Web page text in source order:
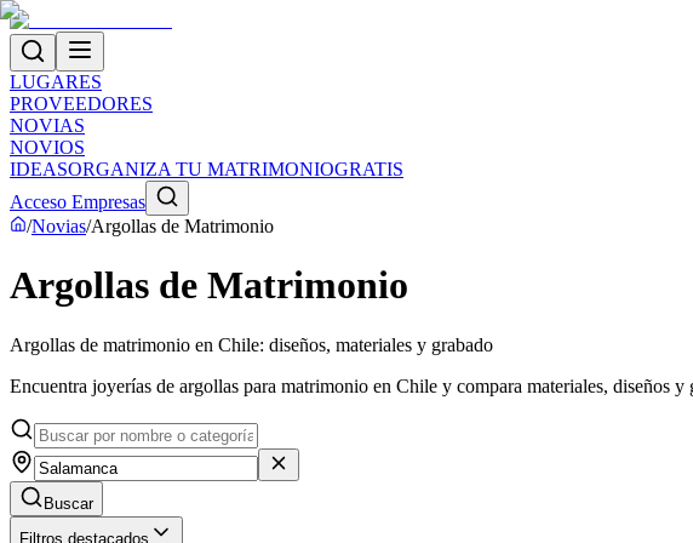
LUGARES
PROVEEDORES
NOVIAS
NOVIOS
IDEASORGANIZA TU MATRIMONIOGRATIS
Acceso Empresas
/Novias/Argollas de Matrimonio
Argollas de Matrimonio
Argollas de matrimonio en Chile: diseños, materiales y grabado
Encuentra joyerías de argollas para matrimonio en Chile y compara materiales, diseños
Buscar
Filtros destacados